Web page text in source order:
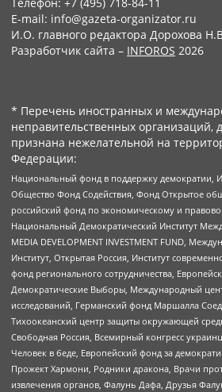
E-mail: info@gazeta-organizator.ru
И.О. главного редактора Дорохова
Разработчик сайта – INFOROS 2026
* Перечень иностранных и
неправительственных организаций,
признана нежелательной на
Федерации:
Национальный фонд в поддержку демократии,
Общество Фонд Содействия, Фонд Открытое
российский фонд по экономическому и
Национальный Демократический Институт
MEDIA DEVELOPMENT INVESTMENT FUND,
Институт, Открытая Россия, Институт
фонд регионального сотрудничества,
Демократические Выборы, Международный
исследований, Германский фонд Маршалла
Тихоокеанский центр защиты окружающей
Свободная Россия, Всемирный конгресс
Человек в беде, Европейский фонд за
Прожект Хармони, Родники дракона, Врачи
извлечения органов, Фалунь Дафа, Друзья